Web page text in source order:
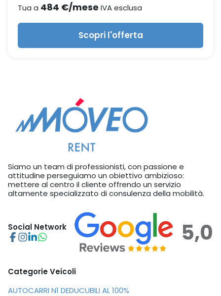
Tua a 484 €/mese IVA esclusa
Scopri l'offerta
Siamo un team di professionisti, con passione e
attitudine perseguiamo un obiettivo ambizioso:
mettere al centro il cliente offrendo un servizio
altamente specializzato di consulenza della mobilità.
Social Network 5,0
Categorie Veicoli
AUTOCARRI N1 DEDUCUBILI AL 100%